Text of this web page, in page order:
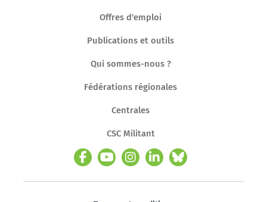
Offres d'emploi
Publications et outils
Qui sommes-nous ?
Fédérations régionales
Centrales
CSC Militant